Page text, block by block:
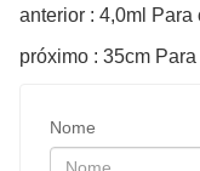
anterior : 4,0ml
próximo : 35cm
Nome